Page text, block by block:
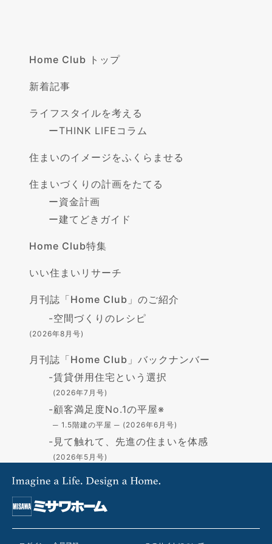
Home Club トップ
新着記事
ライフスタイルを考える
ーTHINK LIFEコラム
住まいのイメージをふくらませる
住まいづくりの計画をたてる
ー資金計画
ー建てどきガイド
Home Club特集
いい住まいリサーチ
月刊誌「Home Club」のご紹介
-空間づくりのレシピ
(2026年8月号)
月刊誌「Home Club」バックナンバー
-賃貸併用住宅という選択
(2026年7月号)
-顧客満足度No.1の平屋※
─ 1.5階建の平屋 ─ (2026年6月号)
- 見て触れて、先進の住まいを体感
(2026年5月号)
高断熱の住まい - GX志向型住宅-
(2026年4月号)
-住まいづくりの資金